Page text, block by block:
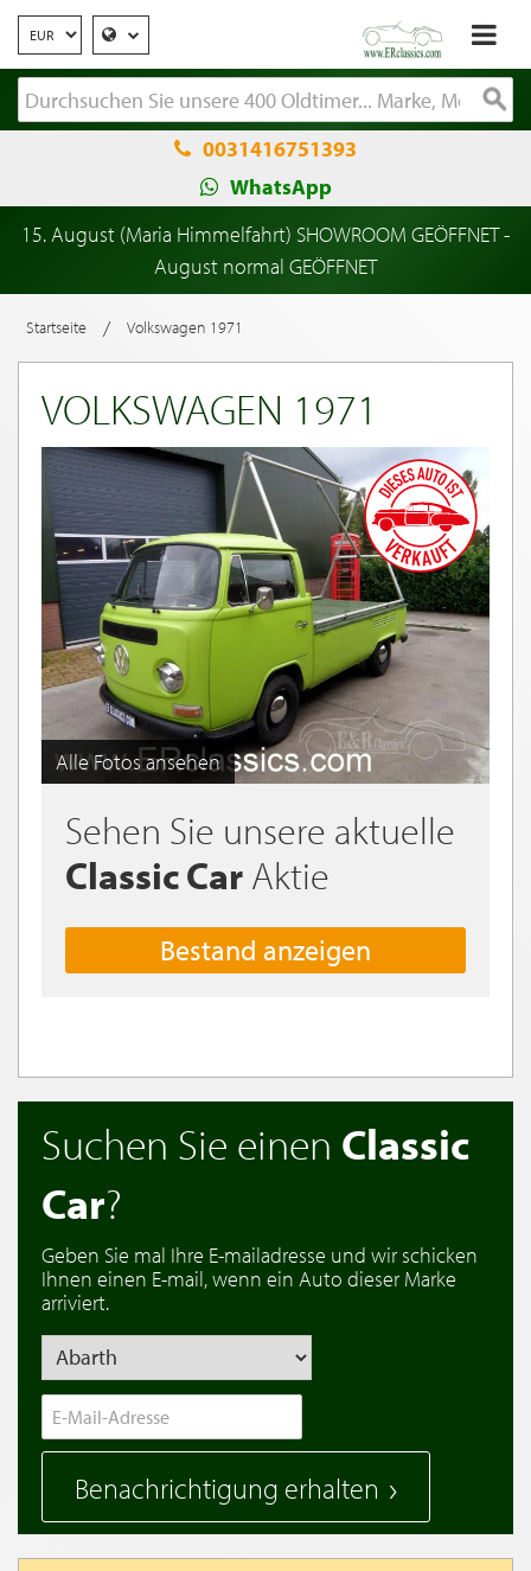
0031416751393
WhatsApp
15. August (Maria Himmelfahrt) SHOWROOM GEÖFFNET -
August normal GEÖFFNET
Startseite / Volkswagen 1971
VOLKSWAGEN 1971
Alle Fotos ansehen
Sehen Sie unsere aktuelle
Classic Car Aktie
Bestand anzeigen
Suchen Sie einen Classic
Car?
Geben Sie mal Ihre E-mailadresse und wir schicken
Ihnen einen E-mail, wenn ein Auto dieser Marke
arriviert.
Benachrichtigung erhalten